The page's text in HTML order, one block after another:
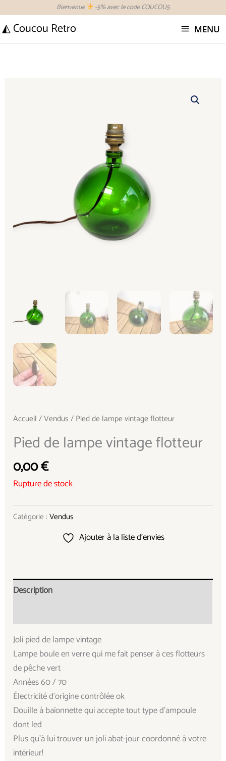
contenu
Bienvenue -5% avec le code COUCOU5
◭ Coucou Retro MENU
Accueil /Vendus / Pied de lampe vintage flotteur
Pied de lampe vintage flotteur
0,00€
Rupture de stock
Catégorie :Vendus
Ajouter à la liste d’envies
Description
Joli pied de lampe vintage
Lampe boule en verre qui me fait penser à ces flotteurs
de pêche vert
Années 60 / 70
Électricité d’origine contrôlée ok
Douille à baïonnette qui accepte tout type d’ampoule
dont led
Plus qu’à lui trouver un joli abat-jour coordonné à votre
intérieur!